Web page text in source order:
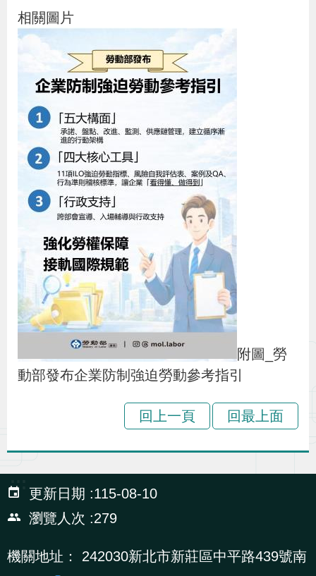
通
位
圖
相關圖片
附圖_勞
動部發布企業防制強迫勞動參考指引
回上一頁 回最上面
:::
更新日期
115-08-10
瀏覽人次
279
機關地址：
242030新北市新莊區中平路439號南